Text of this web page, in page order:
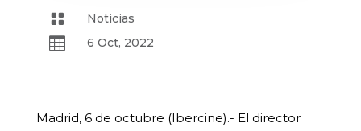
 Noticias
 6 Oct, 2022
Madrid, 6 de octubre (Ibercine).- El director